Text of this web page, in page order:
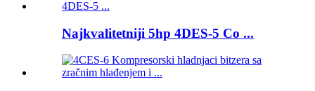
Najkvalitetniji 5hp 4DES-5 Co ...